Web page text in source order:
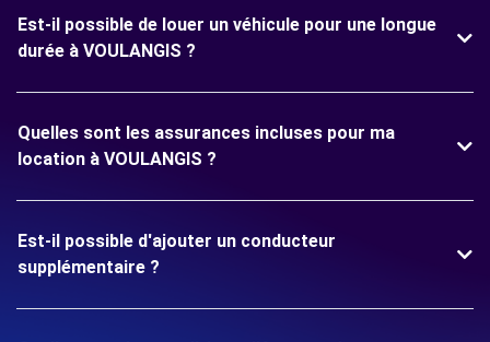
Est-il possible de louer un véhicule pour une longue
durée à VOULANGIS ?
Quelles sont les assurances incluses pour ma
location à VOULANGIS ?
Est-il possible d'ajouter un conducteur
supplémentaire ?